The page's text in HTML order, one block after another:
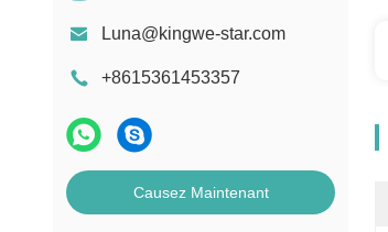
Luna@kingwe-star.com
+8615361453357
Causez Maintenant